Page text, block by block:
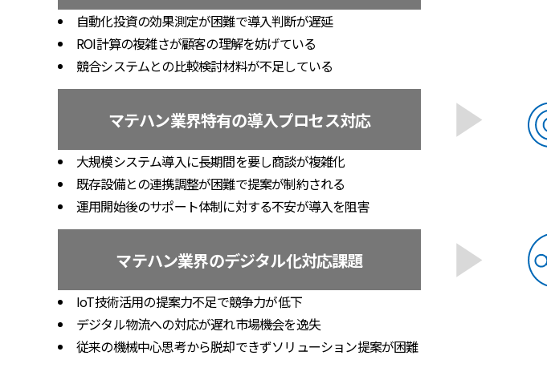
自動化投資の効果測定が困難で導入判断が遅延
ROI計算の複雑さが顧客の理解を妨げている
競合システムとの比較検討材料が不足している
マテハン業界特有の導入プロセス対応
大規模システム導入に長期間を要し商談が複雑化
既存設備との連携調整が困難で提案が制約される
運用開始後のサポート体制に対する不安が導入を阻害
マテハン業界のデジタル化対応課題
IoT技術活用の提案力不足で競争力が低下
デジタル物流への対応が遅れ市場機会を逸失
従来の機械中心思考から脱却できずソリューション提案が困難